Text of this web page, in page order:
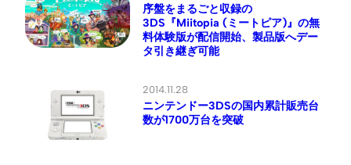
序盤をまるごと収録の
3DS『Miitopia (ミートピア)』の無
料体験版が配信開始、製品版へデー
タ引き継ぎ可能
2014.11.28
ニンテンドー3DSの国内累計販売台
数が1700万台を突破